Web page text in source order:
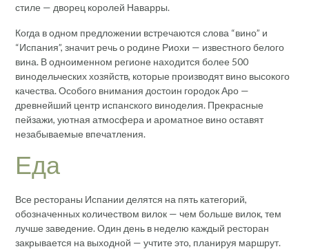
стиле — дворец королей Наварры.
Когда в одном предложении встречаются слова “вино” и
“Испания”, значит речь о родине Риохи — известного белого
вина. В одноименном регионе находится более 500
винодельческих хозяйств, которые производят вино высокого
качества. Особого внимания достоин городок Аро —
древнейший центр испанского виноделия. Прекрасные
пейзажи, уютная атмосфера и ароматное вино оставят
незабываемые впечатления.
Еда
Все рестораны Испании делятся на пять категорий,
обозначенных количеством вилок — чем больше вилок, тем
лучше заведение. Один день в неделю каждый ресторан
закрывается на выходной — учтите это, планируя маршрут.